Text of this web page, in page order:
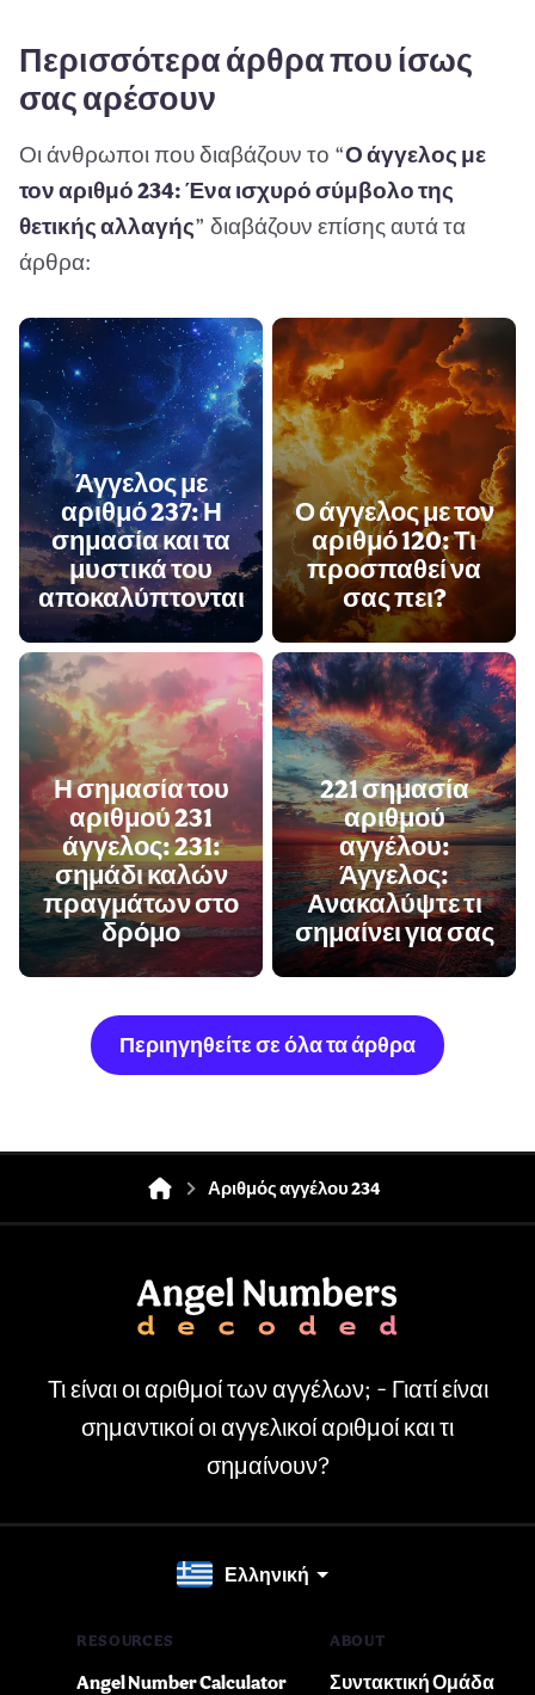
Περισσότερα άρθρα που ίσως
σας αρέσουν
Οι άνθρωποι που διαβάζουν το “Ο άγγελος με
τον αριθμό 234: Ένα ισχυρό σύμβολο της
θετικής αλλαγής” διαβάζουν επίσης αυτά τα
άρθρα:
Άγγελος με
αριθμό 237: Η
σημασία και τα
μυστικά του
αποκαλύπτονται
Ο άγγελος με τον
αριθμό 120: Τι
προσπαθεί να
σας πει?
Η σημασία του
αριθμού 231
άγγελος: 231:
σημάδι καλών
πραγμάτων στο
δρόμο
221 σημασία
αριθμού
αγγέλου:
Άγγελος:
Ανακαλύψτε τι
σημαίνει για σας
Περιηγηθείτε σε όλα τα άρθρα
Αριθμός αγγέλου 234
Τι είναι οι αριθμοί των αγγέλων; - Γιατί είναι
σημαντικοί οι αγγελικοί αριθμοί και τι
σημαίνουν?
Ελληνική
RESOURCES
Angel Number Calculator
ABOUT
Συντακτική Ομάδα